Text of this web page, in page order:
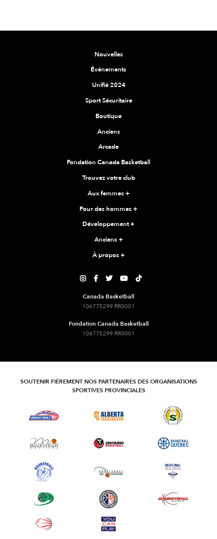
Nouvelles
Événements
Unifié 2024
Sport Sécuritaire
Boutique
Anciens
Arcade
Fondation Canada Basketball
Trouvez votre club
Aux femmes+
Pour des hommes+
Développement+
Anciens+
À propos+
    
Canada Basketball
106775299 RR0001
Fondation Canada Basketball
106775299 RR0001
SOUTENIR FIÈREMENT NOS PARTENAIRES DES ORGANISATIONS
SPORTIVES PROVINCIALES